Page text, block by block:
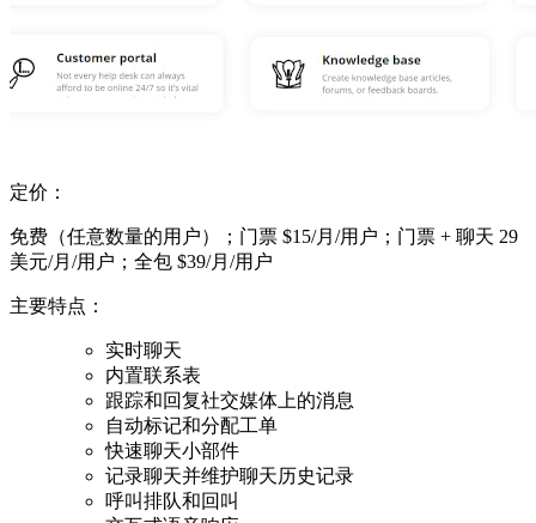
定价：
免费（任意数量的用户）；门票 $15/月/用户；门票 + 聊天 29
美元/月/用户；全包 $39/月/用户
主要特点：
实时聊天
内置联系表
跟踪和回复社交媒体上的消息
自动标记和分配工单
快速聊天小部件
记录聊天并维护聊天历史记录
呼叫排队和回叫